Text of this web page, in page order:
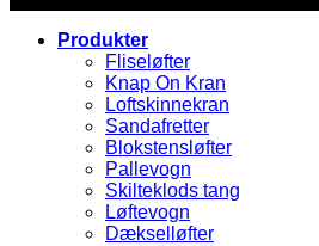
Produkter
Fliseløfter
Knap On Kran
Loftskinnekran
Sandafretter
Blokstensløfter
Pallevogn
Skilteklods tang
Løftevogn
Dækselløfter